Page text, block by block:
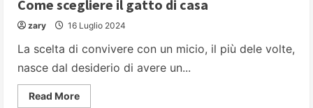
Come scegliere il gatto di casa
zary 16 Luglio 2024
La scelta di convivere con un micio, il più dele volte,
nasce dal desiderio di avere un...
Read MoreRead
more